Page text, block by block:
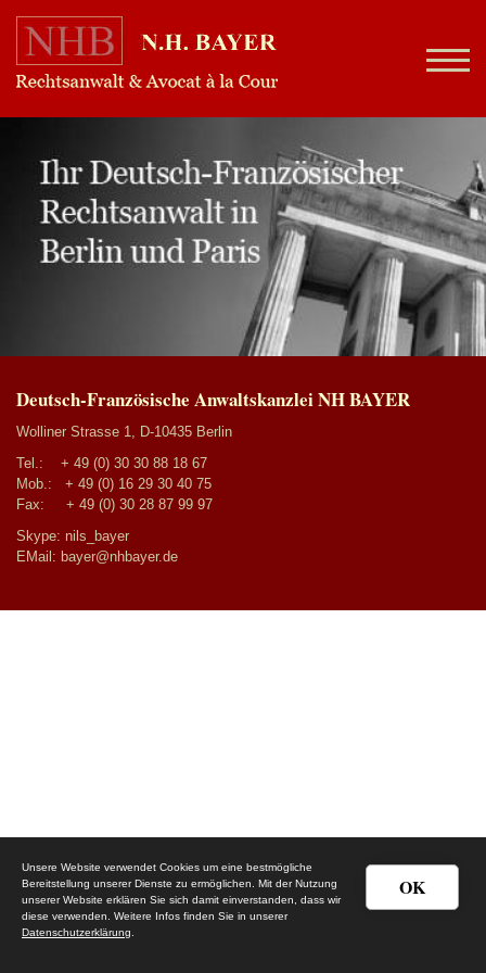
Deutsch-Französische Anwaltskanzlei NH BAYER
Wolliner Strasse 1, D-10435 Berlin
Tel.: + 49 (0) 30 30 88 18 67
Mob.: + 49 (0) 16 29 30 40 75
Fax: + 49 (0) 30 28 87 99 97
Skype: nils_bayer
EMail: bayer@nhbayer.de
OK
Unsere Website verwendet Cookies um eine bestmögliche
Bereitstellung unserer Dienste zu ermöglichen. Mit der Nutzung
unserer Website erklären Sie sich damit einverstanden, dass wir
diese verwenden. Weitere Infos finden Sie in unserer
Datenschutzerklärung